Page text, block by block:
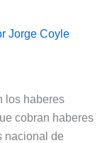
Jorge Coyle
los haberes
cobran haberes
nacional de